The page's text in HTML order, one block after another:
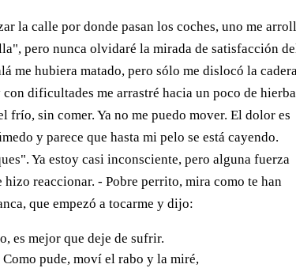
la calle por donde pasan los coches, uno me
pero nunca olvidaré la mirada de satisfacción
me hubiera matado, pero sólo me dislocó la
dificultades me arrastré hacia un poco de
sin comer. Ya no me puedo mover. El dolor es
y parece que hasta mi pelo se está cayendo.
Ya estoy casi inconsciente, pero alguna fuerza
reaccionar. - Pobre perrito, mira como te han
que empezó a tocarme y dijo:
es mejor que deje de sufrir.
pude, moví el rabo y la miré,